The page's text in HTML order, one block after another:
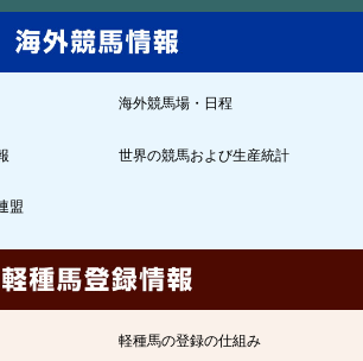
海外競馬場・日程
世界の競馬および生産統計
盟
軽種馬の登録の仕組み